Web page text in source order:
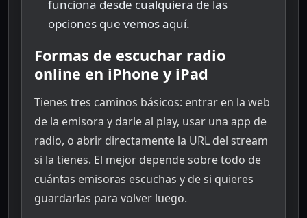
funciona desde cualquiera de las
opciones que vemos aquí.
Formas de escuchar radio
online en iPhone y iPad
Tienes tres caminos básicos: entrar en la web
de la emisora y darle al play, usar una app de
radio, o abrir directamente la URL del stream
si la tienes. El mejor depende sobre todo de
cuántas emisoras escuchas y de si quieres
guardarlas para volver luego.